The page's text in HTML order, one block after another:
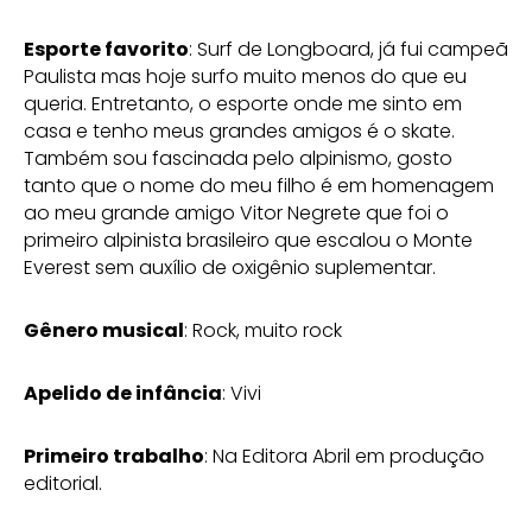
Esporte favorito: Surf de Longboard, já fui campeã
Paulista mas hoje surfo muito menos do que eu
queria. Entretanto, o esporte onde me sinto em
casa e tenho meus grandes amigos é o skate.
Também sou fascinada pelo alpinismo, gosto
tanto que o nome do meu filho é em homenagem
ao meu grande amigo Vitor Negrete que foi o
primeiro alpinista brasileiro que escalou o Monte
Everest sem auxílio de oxigênio suplementar.
Gênero musical: Rock, muito rock
Apelido de infância: Vivi
Primeiro trabalho: Na Editora Abril em produção
editorial.